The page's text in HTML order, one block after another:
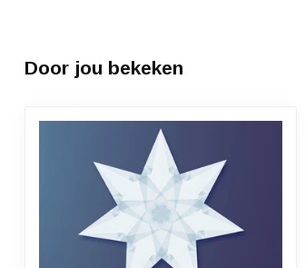
Door jou bekeken